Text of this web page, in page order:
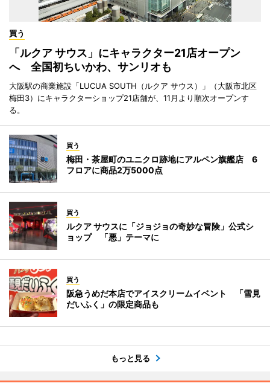
買う
「ルクア サウス」にキャラクター21店オープン
へ 全国初ちいかわ、サンリオも
大阪駅の商業施設「LUCUA SOUTH（ルクア サウス）」（大阪市北区
梅田3）にキャラクターショップ21店舗が、11月より順次オープンす
る。
買う
梅田・茶屋町のユニクロ跡地にアルペン旗艦店 6
フロアに商品2万5000点
買う
ルクア サウスに「ジョジョの奇妙な冒険」公式シ
ョップ 「悪」テーマに
買う
阪急うめだ本店でアイスクリームイベント 「雪見
だいふく」の限定商品も
もっと見る